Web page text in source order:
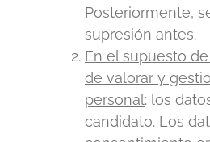
Posteriormente,
supresión antes.
En el supuesto
de valorar y
personal: los
candidato. Los